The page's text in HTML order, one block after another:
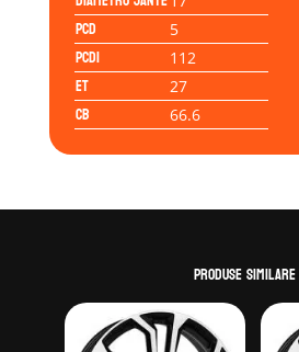
PCD 5
PCD1 112
ET 27
CB 66.6
Produse similare